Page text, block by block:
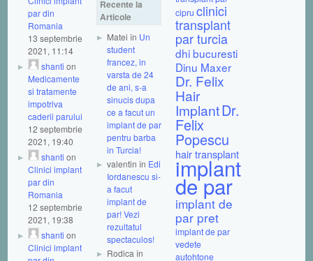
par din
Romania
13 septembrie
2021, 11:14
shanti on
Medicamente
si tratamente
impotriva
caderii parului
12 septembrie
2021, 19:40
shanti on
Clinici implant
par din
Romania
12 septembrie
2021, 19:38
shanti on
Clinici implant
Recente la
Articole
Matei în Un
student
francez, in
varsta de 24
de ani, s-a
sinucis dupa
ce a facut un
implant de par
pentru barba
in Turcia!
valentin în Edi
Iordanescu si-
a facut
implant de
par! Vezi
rezultatul
spectaculos!
Rodica în
cipru clinici
transplant
par turcia
dhi bucuresti
Dinu Maxer
Dr. Felix
Hair
ImplantDr.
Felix
Popescu
hair transplant
implant
de par
implant de
par pret
implant de par
vedete
autohtone